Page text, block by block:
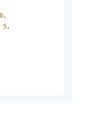
0 ,
5 ,